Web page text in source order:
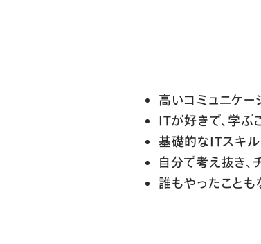
高いコミュニケー
ITが好きで、学ぶ
基礎的なITスキ
自分で考え抜き
誰もやったこと